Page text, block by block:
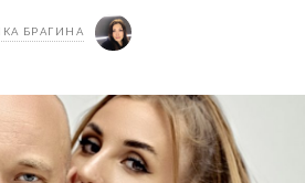
БРАГИНА